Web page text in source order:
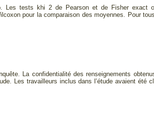
Les tests khi 2 de Pearson et de Fisher exact
pour la comparaison des moyennes. Pour
La confidentialité des renseignements
Les travailleurs inclus dans l’étude avaient été